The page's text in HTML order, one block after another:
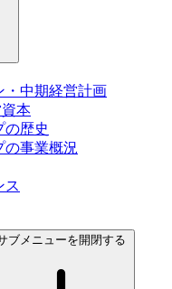
・中期経営計画
本
の歴史
の事業概況
ス
ブメニューを開閉する